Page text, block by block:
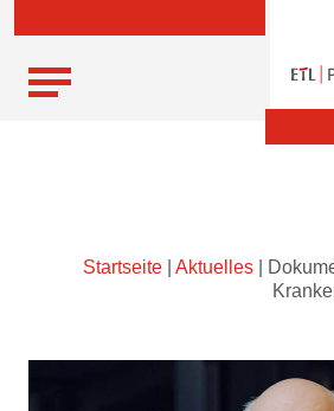
Startseite Aktuelles